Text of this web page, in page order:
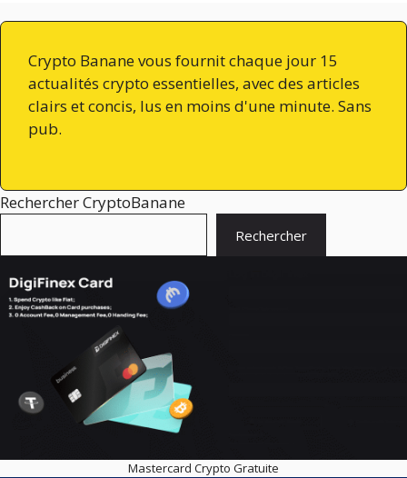
Crypto Banane vous fournit chaque jour 15
actualités crypto essentielles, avec des articles
clairs et concis, lus en moins d'une minute. Sans
pub.
Rechercher CryptoBanane
Rechercher
Mastercard Crypto Gratuite